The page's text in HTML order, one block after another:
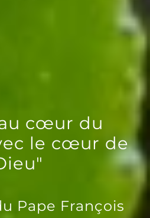
cœur du
le cœur de
Pape François